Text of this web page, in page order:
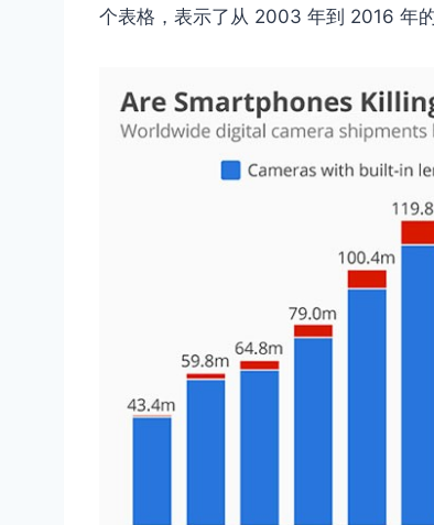
个表格，表示了从 2003 年到 2016 年的